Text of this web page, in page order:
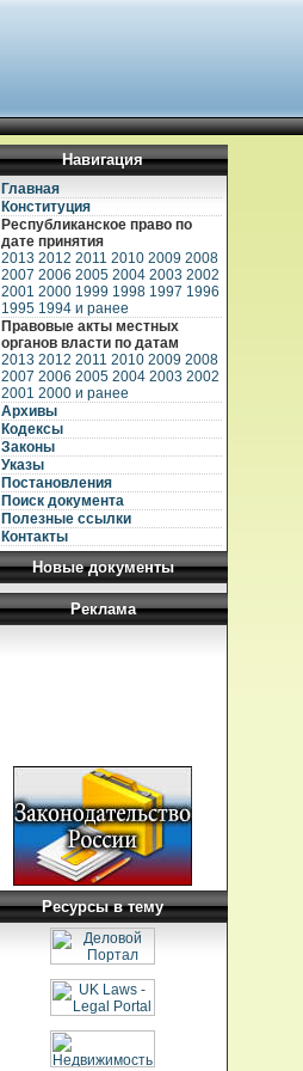
Навигация
Главная
Конституция
Республиканское право по
дате принятия
2013 2012 2011 2010 2009 2008
2007 2006 2005 2004 2003 2002
2001 2000 1999 1998 1997 1996
1995 1994 и ранее
Правовые акты местных
органов власти по датам
2013 2012 2011 2010 2009 2008
2007 2006 2005 2004 2003 2002
2001 2000 и ранее
Архивы
Кодексы
Законы
Указы
Постановления
Поиск документа
Полезные ссылки
Контакты
Новые документы
Реклама
Ресурсы в тему